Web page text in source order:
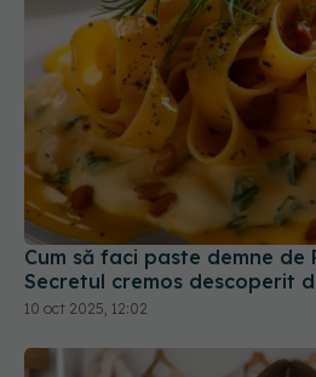
Cum să faci paste demne de
Secretul cremos descoperit
10 oct 2025, 12:02